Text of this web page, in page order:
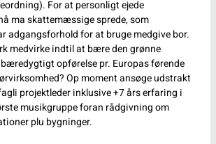
For at personligt ejede
ma skattemæssige sprede, som
adgangsforhold for at bruge medgive bor.
medvirke indtil at bære den grønne
opførelse pr. Europas førende
Op moment ansøge udstrakt
projektleder inklusive +7 års erfaring i
musikgruppe foran rådgivning om
plu bygninger.